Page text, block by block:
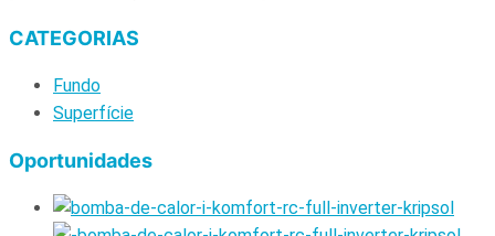
CATEGORIAS
Fundo
Superfície
Oportunidades